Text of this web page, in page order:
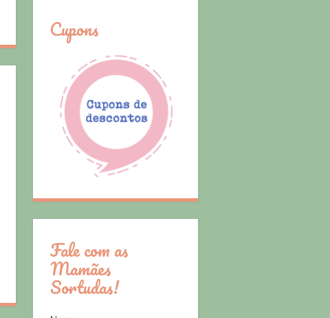
Cupons
Fale com as
Mamães
Sortudas!